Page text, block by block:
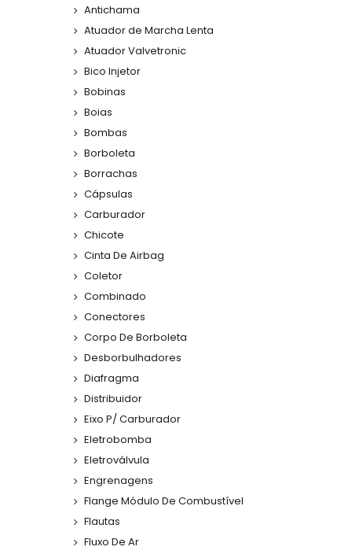
Antichama
Atuador de Marcha Lenta
Atuador Valvetronic
Bico Injetor
Bobinas
Boias
Bombas
Borboleta
Borrachas
Cápsulas
Carburador
Chicote
Cinta De Airbag
Coletor
Combinado
Conectores
Corpo De Borboleta
Desborbulhadores
Diafragma
Distribuidor
Eixo P/ Carburador
Eletrobomba
Eletroválvula
Engrenagens
Flange Módulo De Combustível
Flautas
Fluxo De Ar